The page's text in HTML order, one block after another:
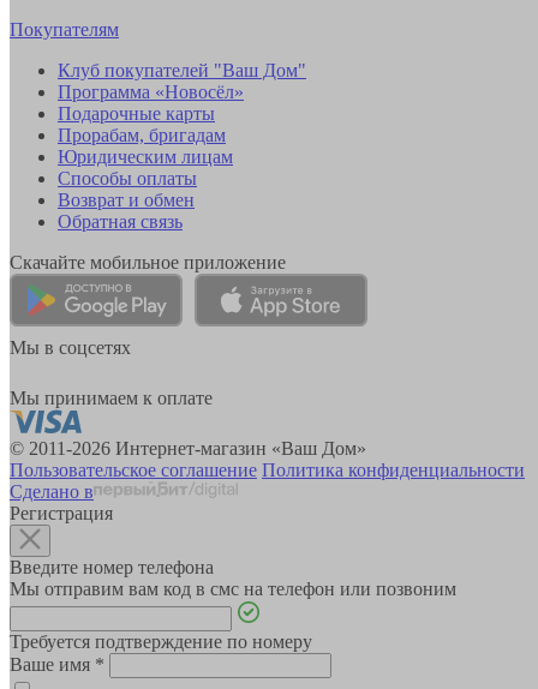
Покупателям
Клуб покупателей "Ваш Дом"
Программа «Новосёл»
Подарочные карты
Прорабам, бригадам
Юридическим лицам
Способы оплаты
Возврат и обмен
Обратная связь
Скачайте мобильное приложение
Мы в соцсетях
Мы принимаем к оплате
© 2011-2026 Интернет-магазин «Ваш Дом»
Пользовательское соглашение Политика конфиденциальности
Сделано в
Регистрация
Введите номер телефона
Мы отправим вам код в смс на телефон или позвоним
Требуется подтверждение по номеру
Ваше имя *